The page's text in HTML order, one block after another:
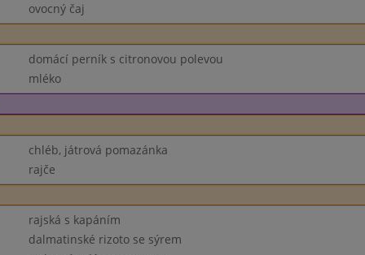
ovocný čaj
domácí perník s citronovou polevou
mléko
chléb, játrová pomazánka
rajče
rajská s kapáním
dalmatinské rizoto se sýrem